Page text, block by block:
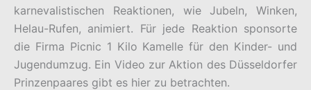
karnevalistischen Reaktionen, wie Jubeln, Winken,
Helau-Rufen, animiert. Für jede Reaktion sponsorte
die Firma Picnic 1 Kilo Kamelle für den Kinder- und
Jugendumzug. Ein Video zur Aktion des Düsseldorfer
Prinzenpaares gibt es hier zu betrachten.